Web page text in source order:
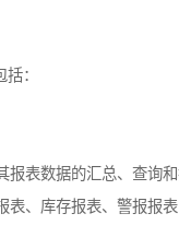
：
报表数据的汇总、查询
表、库存报表、警报报表